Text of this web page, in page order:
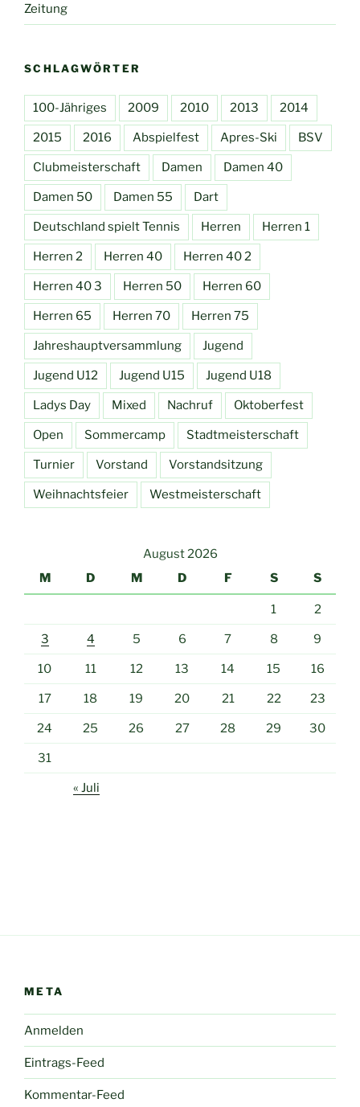
Zeitung
SCHLAGWÖRTER
100-Jähriges 2009 2010 2013 2014
2015 2016 Abspielfest Apres-Ski BSV
Clubmeisterschaft Damen Damen 40
Damen 50 Damen 55 Dart
Deutschland spielt Tennis Herren Herren 1
Herren 2 Herren 40 Herren 40 2
Herren 40 3 Herren 50 Herren 60
Herren 65 Herren 70 Herren 75
Jahreshauptversammlung Jugend
Jugend U12 Jugend U15 Jugend U18
Ladys Day Mixed Nachruf Oktoberfest
Open Sommercamp Stadtmeisterschaft
Turnier Vorstand Vorstandsitzung
Weihnachtsfeier Westmeisterschaft
August 2026
M
D M D F S S
1 2
3 4 5 6 7 8 9
10 11 12 13 14 15 16
17 18 19 20 21 22 23
24 25 26 27 28 29 30
31
« Juli
META
Anmelden
Eintrags-Feed
Kommentar-Feed